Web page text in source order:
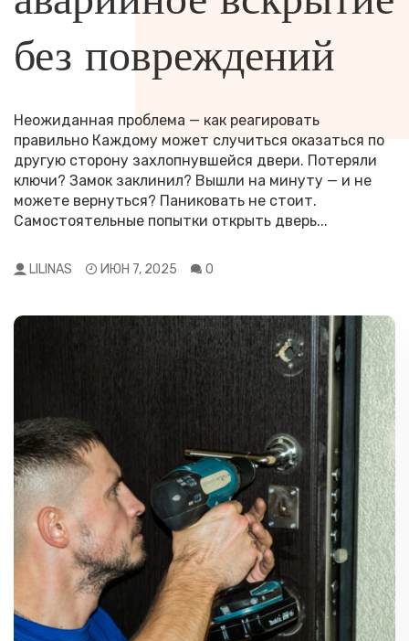
без повреждений
Неожиданная проблема — как реагировать
правильно Каждому может случиться оказаться по
другую сторону захлопнувшейся двери. Потеряли
ключи? Замок заклинил? Вышли на минуту — и не
можете вернуться? Паниковать не стоит.
Самостоятельные попытки открыть дверь...
LILINAS ИЮН 7, 2025 0
сезону. Чтобы избежать неприятных сюрпризов и
не...
связанных с холодным сезоном. В этой статье мы
поможет вам...